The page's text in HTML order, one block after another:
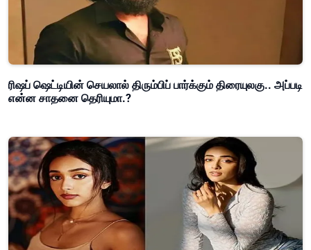
ரிஷப் ஷெட்டியின் செயலால் திரும்பிப் பார்க்கும் திரையுலகு.. அப்படி
என்ன சாதனை தெரியுமா.?